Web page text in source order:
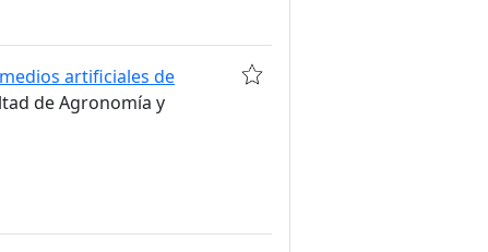
artificiales de
de Agronomía y